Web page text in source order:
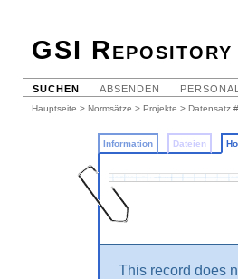
GSI Repository
SUCHEN ABSENDEN
Hauptseite > Normsätze > Projekte > Datensatz
Information Dateien
This record does